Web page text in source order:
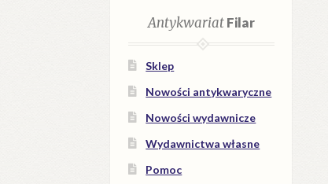
AntykwariatFilar
Sklep
Nowości antykwaryczne
Nowości wydawnicze
Wydawnictwa własne
Pomoc